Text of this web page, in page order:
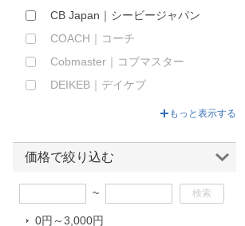
CB Japan｜シービージャパン
COACH｜コーチ
Cobmaster｜コブマスター
DEIKEB｜デイケブ
GOBIKE｜ゴーバイク
Helinox｜ヘリノックス
もっと表示する
価格で絞り込む
~
0円～3,000円